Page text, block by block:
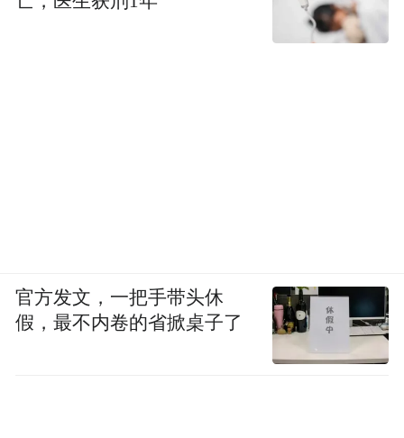
官方发文，一把手带头休
假，最不内卷的省掀桌子了